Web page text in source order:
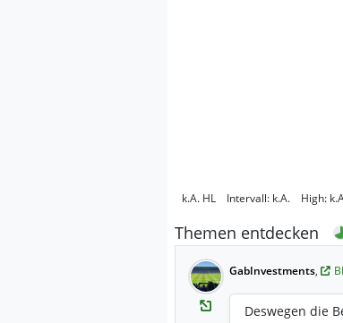
k.A. HL Intervall: k.A. High:
Themen entdecken
GabInvestments,
Deswegen die